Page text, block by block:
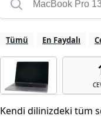
Tümü En Faydalı
Kendi dilinizdeki tüm